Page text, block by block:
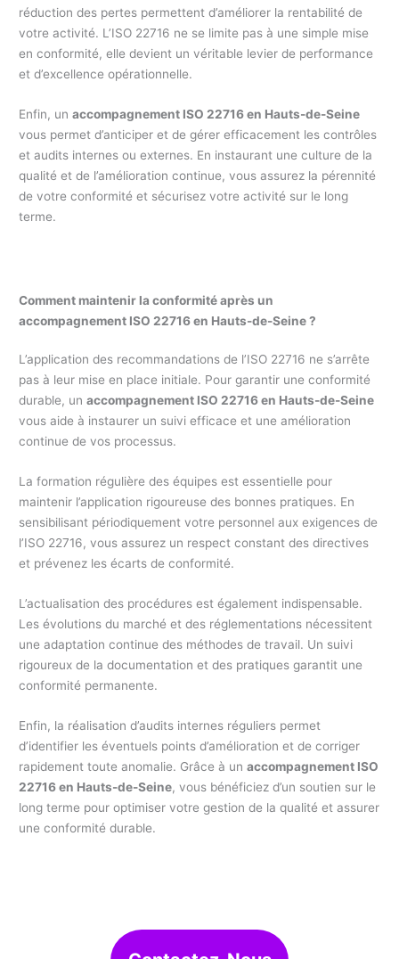
réduction des pertes permettent d’améliorer la rentabilité de
votre activité. L’ISO 22716 ne se limite pas à une simple mise
en conformité, elle devient un véritable levier de performance
et d’excellence opérationnelle.
Enfin, unaccompagnement ISO 22716 en Hauts-de-Seine
vous permet d’anticiper et de gérer efficacement les contrôles
et audits internes ou externes. En instaurant une culture de la
qualité et de l’amélioration continue, vous assurez la pérennité
de votre conformité et sécurisez votre activité sur le long
terme.
Comment maintenir la conformité après un
accompagnement ISO 22716 en Hauts-de-Seine ?
L’application des recommandations de l’ISO 22716 ne s’arrête
pas à leur mise en place initiale. Pour garantir une conformité
durable, unaccompagnement ISO 22716 en Hauts-de-Seine
vous aide à instaurer un suivi efficace et une amélioration
continue de vos processus.
La formation régulière des équipes est essentielle pour
maintenir l’application rigoureuse des bonnes pratiques. En
sensibilisant périodiquement votre personnel aux exigences de
l’ISO 22716, vous assurez un respect constant des directives
et prévenez les écarts de conformité.
L’actualisation des procédures est également indispensable.
Les évolutions du marché et des réglementations nécessitent
une adaptation continue des méthodes de travail. Un suivi
rigoureux de la documentation et des pratiques garantit une
conformité permanente.
Enfin, la réalisation d’audits internes réguliers permet
d’identifier les éventuels points d’amélioration et de corriger
rapidement toute anomalie. Grâce à unaccompagnement ISO
22716 en Hauts-de-Seine, vous bénéficiez d’un soutien sur le
long terme pour optimiser votre gestion de la qualité et assurer
une conformité durable.